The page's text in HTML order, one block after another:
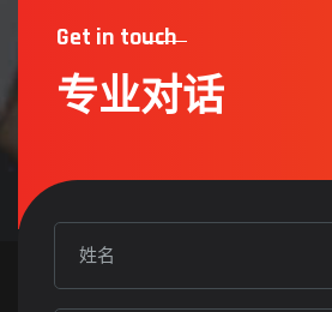
Get in touch
专业对话